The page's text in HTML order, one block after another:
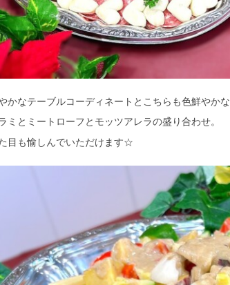
かなテーブルコーディネートとこちらも色鮮やかな
ミとミートローフとモッツアレラの盛り合わせ。
目も愉しんでいただけます☆